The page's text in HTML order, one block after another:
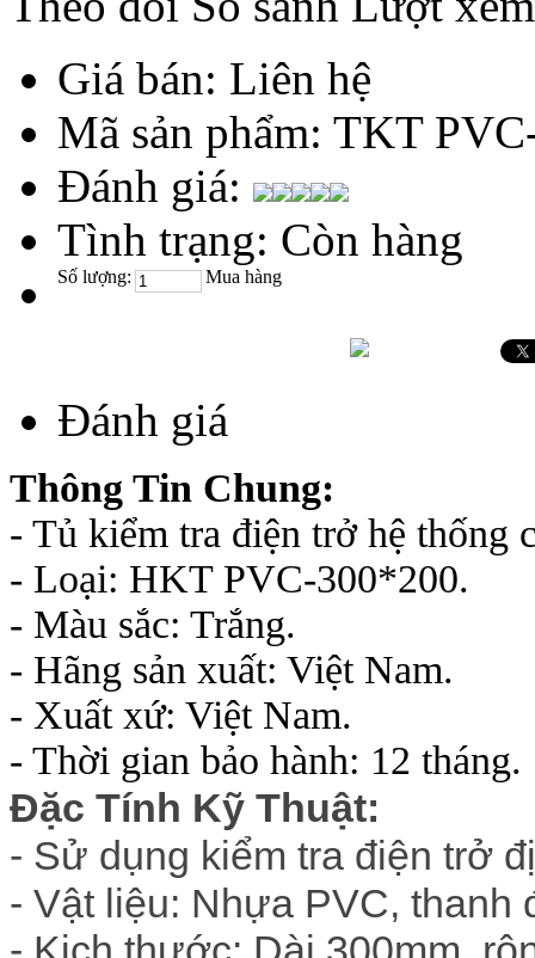
Giá bán: Liên hệ
Mã sản phẩm: TKT
Đánh giá:
Tình trạng: Còn hàng
Số lượng: Mua hàng
Đánh giá
Thông Tin Chung:
- Tủ kiểm tra điện trở hệ thống
- Loại: HKT PVC-300*200.
- Màu sắc: Trắng.
- Hãng sản xuất: Việt Nam.
- Xuất xứ: Việt Nam.
- Thời gian bảo hành: 12 tháng.
Đặc Tính Kỹ Thuật:
- Sử dụng kiểm tra điện trở
- Vật liệu: Nhựa PVC, thanh